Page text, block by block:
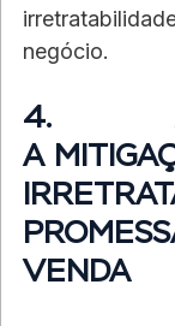
negócio.
4.
A
VENDA